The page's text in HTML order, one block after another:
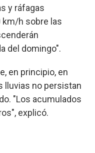
y ráfagas
km/h sobre las
del domingo".
en principio, en
lluvias no persistan
"Los acumulados
explicó.